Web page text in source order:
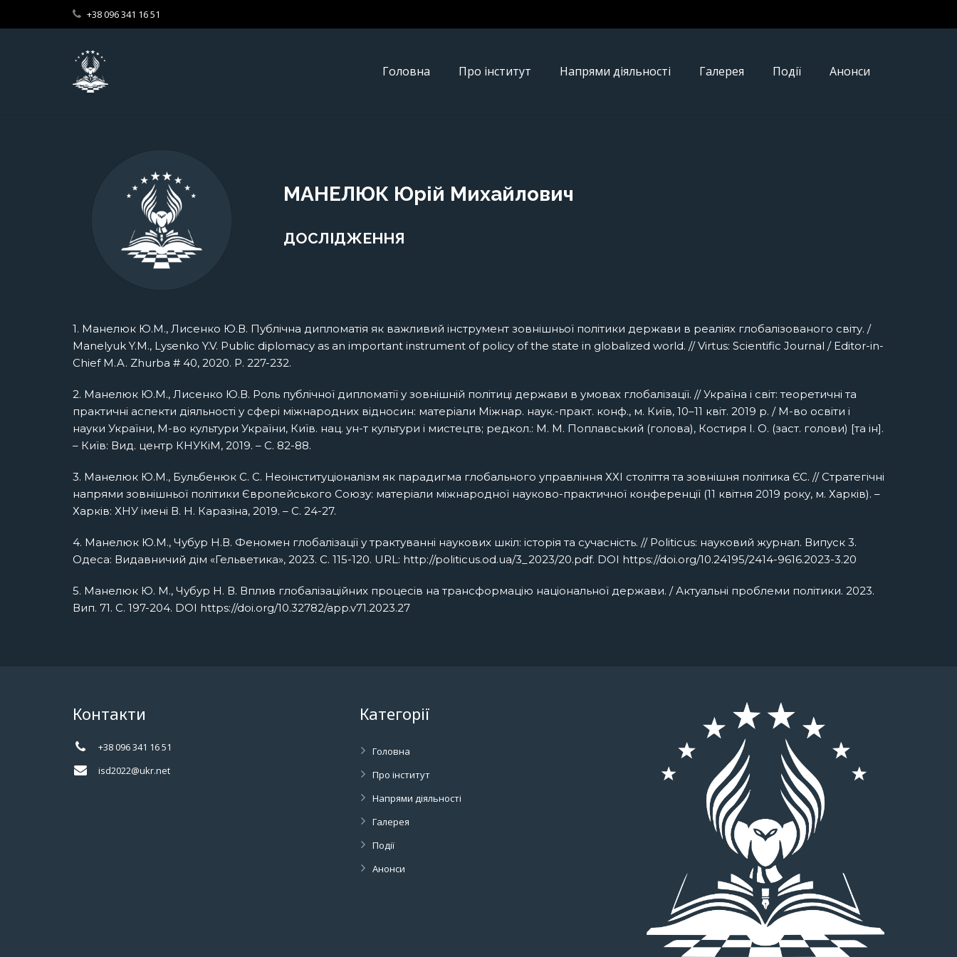
+38 096 341 16 51
Головна Про інститут Напрями діяльності Галерея Події Анонси
МАНЕЛЮК Юрій Михайлович
ДОСЛІДЖЕННЯ
1. Манелюк Ю.М., Лисенко Ю.В. Публічна дипломатія як важливий інструмент зовнішньої політики держави в реаліях глобалізованого світу. /
Manelyuk Y.M., Lysenko Y.V. Public diplomacy as an important instrument of policy of the state in globalized world. // Virtus: Scientific Journal / Editor-in-
Chief M.A. Zhurba # 40, 2020. P. 227-232.
2. Манелюк Ю.М., Лисенко Ю.В. Роль публічної дипломатії у зовнішній політиці держави в умовах глобалізації. // Україна і світ: теоретичні та
практичні аспекти діяльності у сфері міжнародних відносин: матеріали Міжнар. наук.-практ. конф., м. Київ, 10–11 квіт. 2019 р. / М-во освіти і
науки України, М-во культури України, Київ. нац. ун-т культури і мистецтв; редкол.: М. М. Поплавський (голова), Костиря І. О. (заст. голови) [та ін].
– Київ: Вид. центр КНУКіМ, 2019. – С. 82-88.
3. Манелюк Ю.М., Бульбенюк С. С. Неоінституціоналізм як парадигма глобального управління ХХІ століття та зовнішня політика ЄС. // Стратегічні
напрями зовнішньої політики Європейського Союзу: матеріали міжнародної науково-практичної конференції (11 квітня 2019 року, м. Харків). –
Харків: ХНУ імені В. Н. Каразіна, 2019. – С. 24-27.
4. Манелюк Ю.М., Чубур Н.В. Феномен глобалізації у трактуванні наукових шкіл: історія та сучасність. // Politicus: науковий журнал. Випуск 3.
Одеса: Видавничий дім «Гельветика», 2023. С. 115-120. URL: http://politicus.od.ua/3_2023/20.pdf. DOI https://doi.org/10.24195/2414-9616.2023-3.20
5. Манелюк Ю. М., Чубур Н. В. Вплив глобалізаційних процесів на трансформацію національної держави. / Актуальні проблеми політики. 2023.
Вип. 71. С. 197-204. DOI https://doi.org/10.32782/app.v71.2023.27
Контакти
+38 096 341 16 51
isd2022@ukr.net
Категорії
Головна
Про інститут
Напрями діяльності
Галерея
Події
Анонси